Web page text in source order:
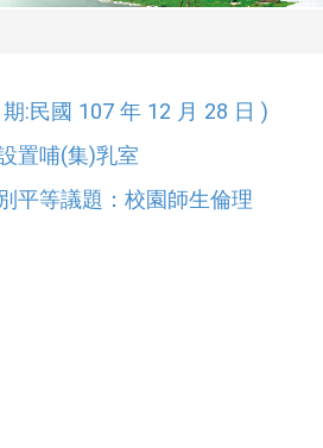
:民國 107 年 12 月 28 日 )
置哺(集)乳室
平等議題：校園師生倫理